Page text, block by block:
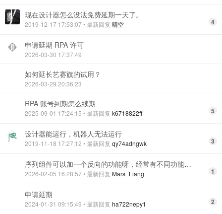
现在设计器怎么没法免费延期一天了。
2019-12-17 17:53:07 • 最新回复 晴空 4
申请延期 RPA 许可
2026-03-30 17:37:49
如何延长艺赛旗的试用？
2026-03-29 20:36:23
RPA 账号到期怎么续期
2025-09-01 17:24:15 • 最新回复 k6718822ff 5
设计器能运行，机器人无法运行
2019-11-18 17:27:12 • 最新回复 qy74adngwk 3
序列组件可以加一个反向的功能呀，经常有不同功能的组件需要串联到同一个组件的功能
2026-02-05 16:28:57 • 最新回复 Mars_Liang 1
申请延期
2024-01-31 09:15:49 • 最新回复 ha722nepy1 2